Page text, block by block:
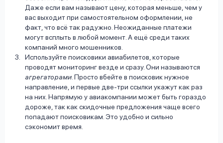
Даже если вам называют цену, которая меньше, чем у
вас выходит при самостоятельном оформлении, не
факт, что всё так радужно. Неожиданные платежи
могут всплыть в любой момент. А ещё среди таких
компаний много мошенников.
Используйте поисковики авиабилетов, которые
проводят мониторинг везде и сразу. Они называются
агрегаторами. Просто вбейте в поисковик нужное
направление, и первые две-три ссылки укажут как раз
на них. Напрямую у авиакомпании может быть гораздо
дороже, так как скидочные предложения чаще всего
попадают поисковикам. Это удобно и сильно
сэкономит время.